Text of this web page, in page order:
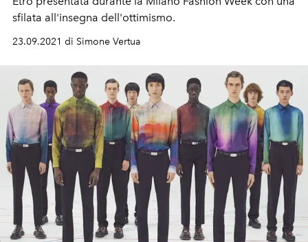
sfilata all'insegna dell'ottimismo.
23.09.2021 di Simone Vertua